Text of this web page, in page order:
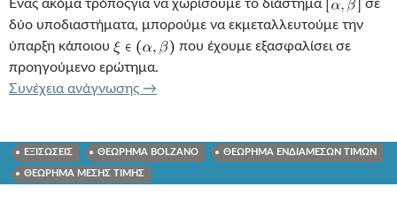
Ενας ακόμα τρόποςγια να χωρίσουμε το διάστημα
σε
δύο υποδιαστήματα, μπορούμε να εκμεταλλευτούμε την
ύπαρξη κάποιου
που έχουμε εξασφαλίσει σε
προηγούμενο ερώτημα.
Συνέχεια ανάγνωσης ΣΥΝΔΥΑΣΜΟΣ ΥΠΑΡΞΙΑΚΩΝ
→
ΕΞΙΣΩΣΕΙΣ ΘΕΩΡΗΜΑ BOLZANO ΘΕΩΡΗΜΑ ΕΝΔΙΑΜΕΣΩΝ ΤΙΜΩΝ
ΘΕΩΡΗΜΑ ΜΕΣΗΣ ΤΙΜΗΣ